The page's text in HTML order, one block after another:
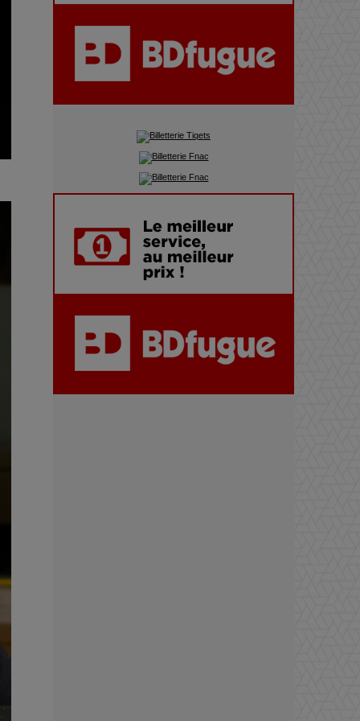
Pharaonic Festival 2025 : 10
ans d’électro sous les